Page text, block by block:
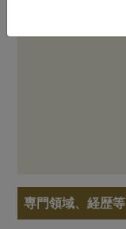
専門領域、経歴等